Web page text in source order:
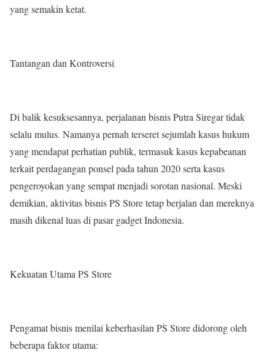
yang semakin ketat.
Tantangan dan Kontroversi
Di balik kesuksesannya, perjalanan bisnis Putra Siregar tidak
selalu mulus. Namanya pernah terseret sejumlah kasus hukum
yang mendapat perhatian publik, termasuk kasus kepabeanan
terkait perdagangan ponsel pada tahun 2020 serta kasus
pengeroyokan yang sempat menjadi sorotan nasional. Meski
demikian, aktivitas bisnis PS Store tetap berjalan dan mereknya
masih dikenal luas di pasar gadget Indonesia.
Kekuatan Utama PS Store
Pengamat bisnis menilai keberhasilan PS Store didorong oleh
beberapa faktor utama: